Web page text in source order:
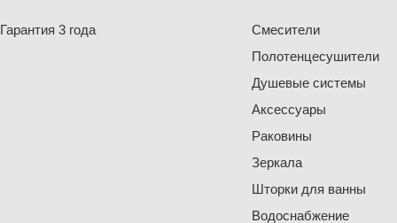
Гарантия 3 года
Смесители
Полотенцесушители
Душевые системы
Аксессуары
Раковины
Зеркала
Шторки для ванны
Водоснабжение